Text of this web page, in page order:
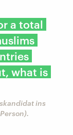
a total
what is
ins